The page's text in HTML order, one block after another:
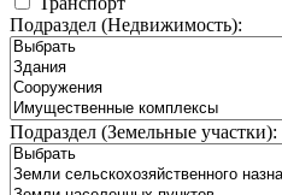
Подраздел (Недвижимость):
Подраздел (Земельные участки):